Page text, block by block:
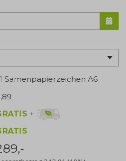
Samenpapierzeichen A6
+